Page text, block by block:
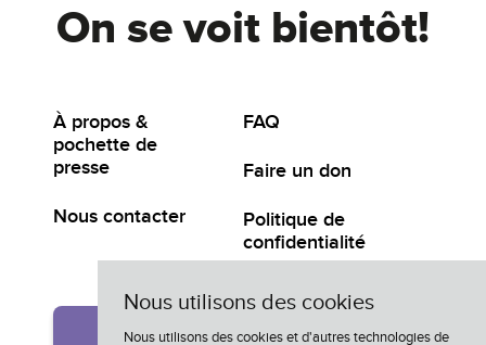
Nous utilisons des cookies
Nous utilisons des cookies et d'autres technologies de
On se voit bientôt!
À propos &
pochette de
presse
Nous contacter
FAQ
Faire un don
Politique de
confidentialité
Participer